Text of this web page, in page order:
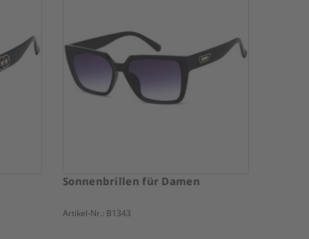
Sonnenbrillen für Damen
Artikel-Nr.: B1343